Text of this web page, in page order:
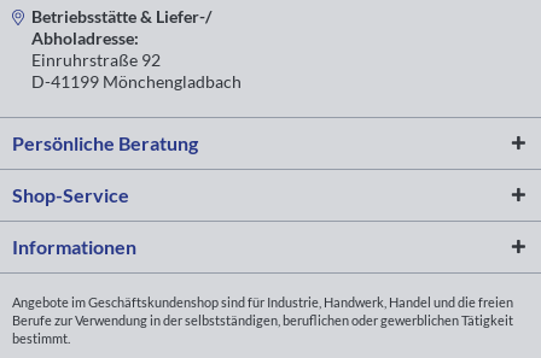
Betriebsstätte & Liefer-/
Abholadresse:
Einruhrstraße 92
D-41199 Mönchengladbach
Persönliche Beratung
Shop-Service
Informationen
Angebote im Geschäftskundenshop sind für Industrie, Handwerk, Handel und die freien
Berufe zur Verwendung in der selbstständigen, beruflichen oder gewerblichen Tätigkeit
bestimmt.